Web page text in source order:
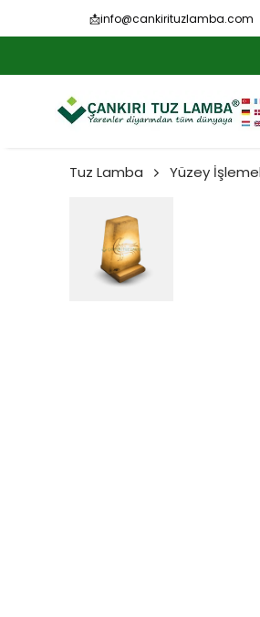
📩info@cankirituzlamba.com
Tuz Lamba Yüzey